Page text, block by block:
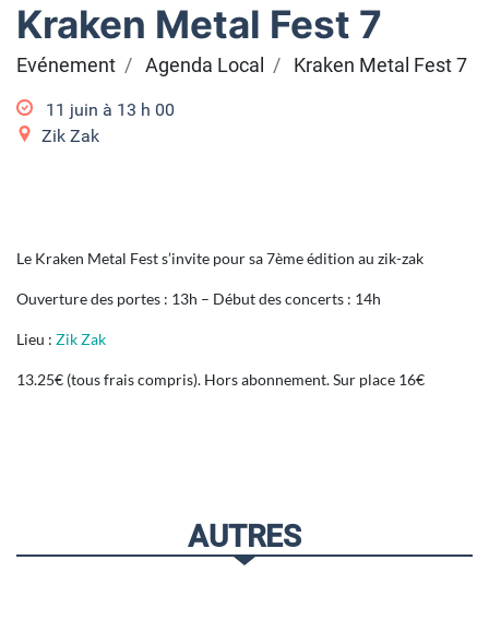
Kraken Metal Fest 7
Evénement Agenda Local Kraken Metal Fest 7
11 juin à 13 h 00
Zik Zak
Le Kraken Metal Fest s’invite pour sa 7ème édition au zik-zak
Ouverture des portes : 13h – Début des concerts : 14h
Lieu : Zik Zak
13.25€ (tous frais compris). Hors abonnement. Sur place 16€
AUTRES